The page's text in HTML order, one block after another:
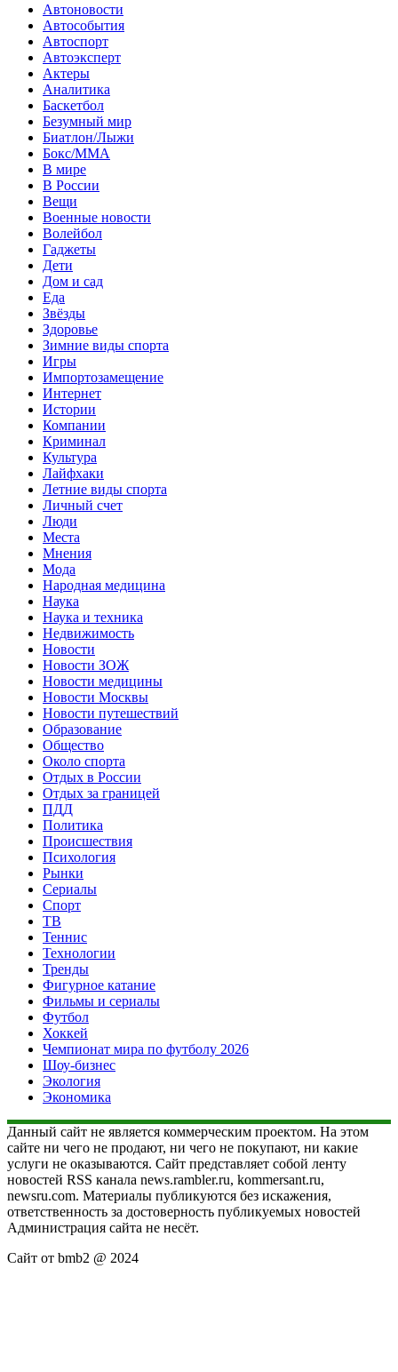
Автоновости
Автособытия
Автоспорт
Автоэксперт
Актеры
Аналитика
Баскетбол
Безумный мир
Биатлон/Лыжи
Бокс/MMA
В мире
В России
Вещи
Военные новости
Волейбол
Гаджеты
Дети
Дом и сад
Еда
Звёзды
Здоровье
Зимние виды спорта
Игры
Импортозамещение
Интернет
Истории
Компании
Криминал
Культура
Лайфхаки
Летние виды спорта
Личный счет
Люди
Места
Мнения
Мода
Народная медицина
Наука
Наука и техника
Недвижимость
Новости
Новости ЗОЖ
Новости медицины
Новости Москвы
Новости путешествий
Образование
Общество
Около спорта
Отдых в России
Отдых за границей
ПДД
Политика
Происшествия
Психология
Рынки
Сериалы
Спорт
ТВ
Теннис
Технологии
Тренды
Фигурное катание
Фильмы и сериалы
Футбол
Хоккей
Чемпионат мира по футболу 2026
Шоу-бизнес
Экология
Экономика
Данный сайт не является коммерческим проектом. На этом
сайте ни чего не продают, ни чего не покупают, ни какие
услуги не оказываются. Сайт представляет собой ленту
новостей RSS канала news.rambler.ru, kommersant.ru,
newsru.com. Материалы публикуются без искажения,
ответственность за достоверность публикуемых новостей
Администрация сайта не несёт.
Сайт от bmb2 @ 2024